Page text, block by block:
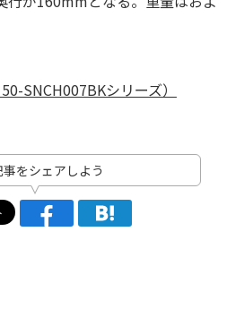
SNCH007BKシリーズ）
事をシェアしよう